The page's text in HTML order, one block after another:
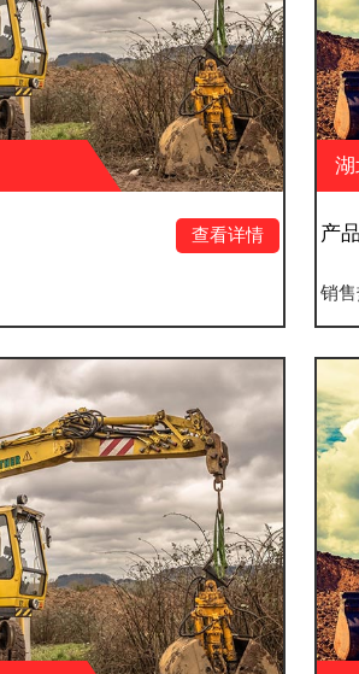
湖北太极网
产品展示五